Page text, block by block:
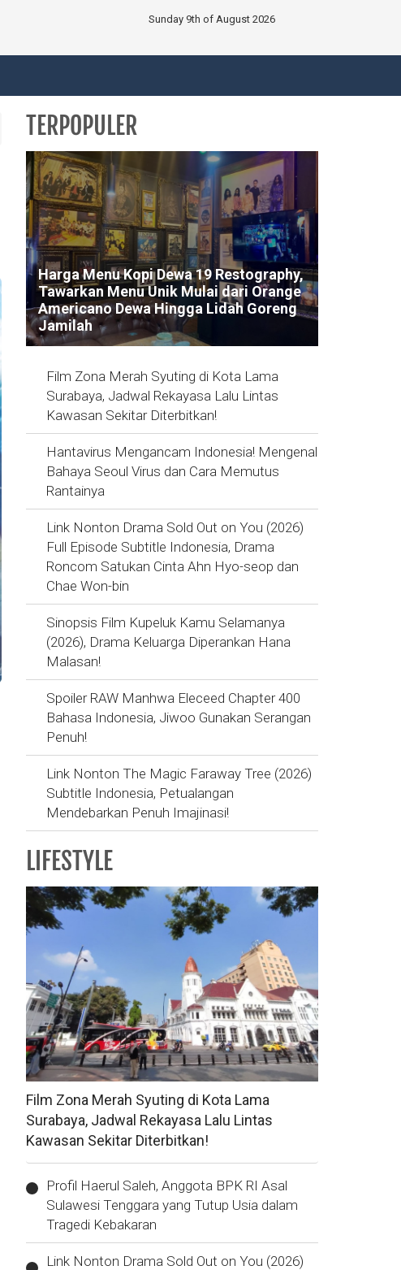
Sunday 9th of August 2026
TERPOPULER
Harga Menu Kopi Dewa 19 Restography,
Tawarkan Menu Unik Mulai dari Orange
Americano Dewa Hingga Lidah Goreng
Jamilah
Film Zona Merah Syuting di Kota Lama
Surabaya, Jadwal Rekayasa Lalu Lintas
Kawasan Sekitar Diterbitkan!
Hantavirus Mengancam Indonesia! Mengenal
Bahaya Seoul Virus dan Cara Memutus
Rantainya
Link Nonton Drama Sold Out on You (2026)
Full Episode Subtitle Indonesia, Drama
Roncom Satukan Cinta Ahn Hyo-seop dan
Chae Won-bin
Sinopsis Film Kupeluk Kamu Selamanya
(2026), Drama Keluarga Diperankan Hana
Malasan!
Spoiler RAW Manhwa Eleceed Chapter 400
Bahasa Indonesia, Jiwoo Gunakan Serangan
Penuh!
Link Nonton The Magic Faraway Tree (2026)
Subtitle Indonesia, Petualangan
Mendebarkan Penuh Imajinasi!
LIFESTYLE
Film Zona Merah Syuting di Kota Lama
Surabaya, Jadwal Rekayasa Lalu Lintas
Kawasan Sekitar Diterbitkan!
Profil Haerul Saleh, Anggota BPK RI Asal
Sulawesi Tenggara yang Tutup Usia dalam
Tragedi Kebakaran
Link Nonton Drama Sold Out on You (2026)